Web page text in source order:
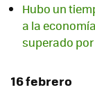
Hubo un
a la
superado
16 febrero